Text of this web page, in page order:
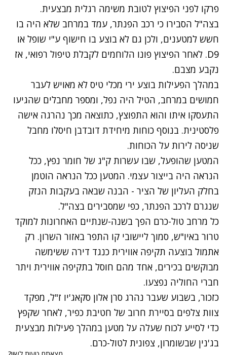
פרקו לפני הפיצוץ לטובת משימה רגלית מבצעית.
בצה"ל הסבירו כי רכב הפנתר, עמד במרחב שלא היה בו
חשש למטענים, ולכן גם לא בוצע בו חישוף ע"י שופל או
D9. לאחר הפיצוץ פונו הלוחמים לקבלת טיפול רפואי, אז
נקבע מצבם.
נתקלנו בבעיה
נסה שוב
במהלך הפעילות בוצע ירי מכלי טיס לא מאויש לעבר
חמושים במרחב, הטיל היה נפל, ומספר מחבלים שהגיעו
התעסקו איתו והוא התפוצץ, כתוצאה מכך נהרגה אישה
פלסטינית. בנוסף כוחות מיחידת דובדבן חיסלו מחבל
שניסה לירות על הכוחות.
⁠המטען שהופעל, שבו עשרות ק"ג של חומר נפץ, ככל
הנראה היה בייצור עצמי. המטען ככל הנראה הוטמן
בחלק העליון של הציר - הבנה שבאה בעקבות הנזק
שנגרם לרכב הפנתר, כפי שמסבירים בצה"ל.
כל מרחב טול-כרם הפך בשנה-שנתיים האחרונות למוקד
טרור באיו"ש, סמוך ליישובי קו התפר באזור השרון. רק
אתמול בוצעה תקיפה אווירית כנגד דירה ששימשה
מבוקשים בכירים, אחד מהם חוסל בתקיפה אווירית ויתר
חברי החוליה נפצעו.
כזכור, בשבוע שעבר נהרג סרן אלון סקאג'יו ז"ל, מפקד
צוות צלפים בסיירת חרוב של חטיבת כפיר, לאחר שקפץ
כדי לסייע לכוח שעלה על מטען במהלך פעילות מבצעית
בג'נין שבשומרון, צפונית לטול-כרם.